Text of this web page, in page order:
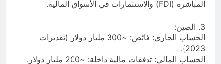
المباشرة (FDI) والاستثمارات في الأسواق المالية.
3. الصين:
الحساب الجاري: فائض: ~300 مليار دولار (تقديرات
2023).
الحساب المالي: تدفقات مالية داخلة: ~200 مليار دولار.